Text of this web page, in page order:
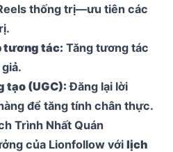
thống trị—ưu tiên các
tương tác: Tăng tương tác
tạo (UGC): Đăng lại lời
để tăng tính chân thực.
Trình Nhất Quán
của Lionfollow vớilịch